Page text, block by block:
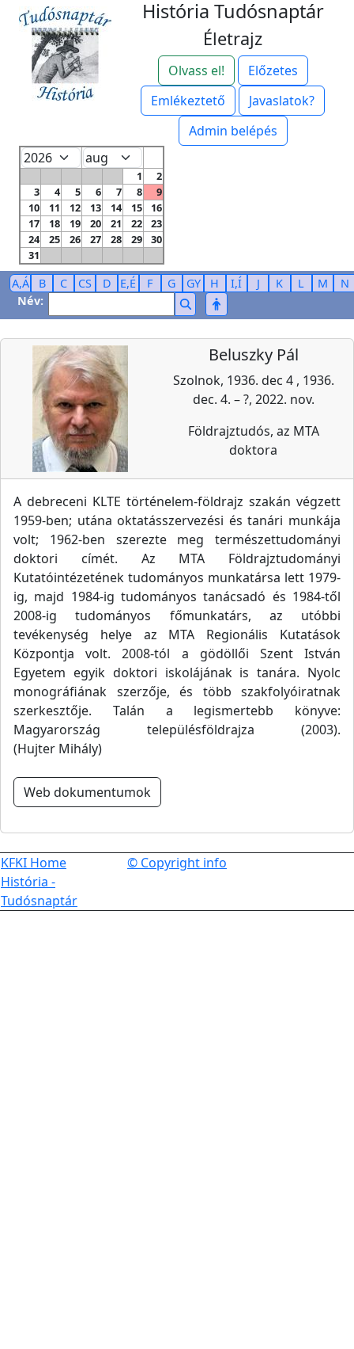
História Tudósnaptár
Életrajz
Olvass el!
Előzetes
Emlékeztető
Javaslatok?
Admin belépés
1
2
3
4 5 6 7 8
9
10
11 12 13 14 15
16
17
18 19 20 21 22
23
24
25 26 27 28 29
30
31
A,Á B C CS D E,É F G GY H I,Í J K L M
N
Név:
Beluszky Pál
Szolnok, 1936. dec 4 , 1936.
dec. 4. – ?, 2022. nov.
Földrajztudós, az MTA
doktora
A debreceni KLTE történelem-földrajz szakán végzett
1959-ben; utána oktatásszervezési és tanári munkája
volt; 1962-ben szerezte meg természettudományi
doktori címét. Az MTA Földrajztudományi
Kutatóintézetének tudományos munkatársa lett 1979-
ig, majd 1984-ig tudományos tanácsadó és 1984-től
2008-ig tudományos főmunkatárs, az utóbbi
tevékenység helye az MTA Regionális Kutatások
Központja volt. 2008-tól a gödöllői Szent István
Egyetem egyik doktori iskolájának is tanára. Nyolc
monográfiának szerzője, és több szakfolyóiratnak
szerkesztője. Talán a legismertebb könyve:
Magyarország településföldrajza (2003).
(Hujter Mihály)
Web dokumentumok
KFKI Home
História -
Tudósnaptár
© Copyright info